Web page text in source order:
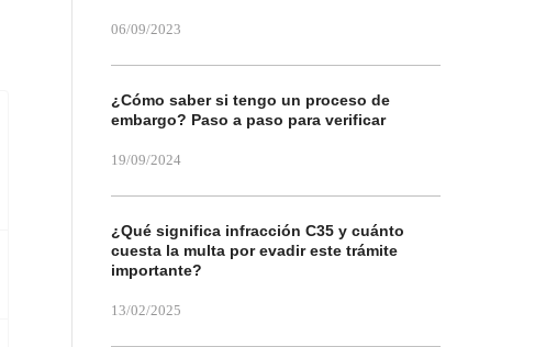
06/09/2023
¿Cómo saber si tengo un proceso de
embargo? Paso a paso para verificar
19/09/2024
¿Qué significa infracción C35 y cuánto
cuesta la multa por evadir este trámite
importante?
13/02/2025